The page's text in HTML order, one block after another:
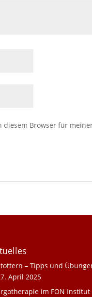
diesem Browser für
– Tipps und
April 2025
im FON Institut